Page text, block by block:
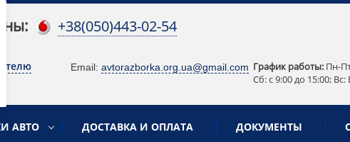
+38(050)443-02-54
Email: avtorazborka.org.ua@gmail.com График работы: Пн-
Сб: c 9:00 до 15:00;
АВТО ДОСТАВКА И ОПЛАТА ДОКУМЕНТЫ